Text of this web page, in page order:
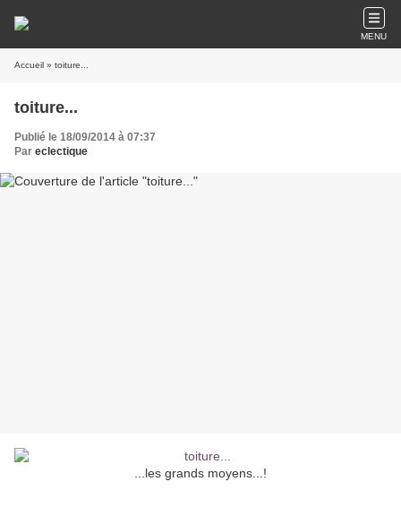
MENU
Accueil » toiture...
toiture...
Publié le 18/09/2014 à 07:37
Par eclectique
...les grands moyens...!